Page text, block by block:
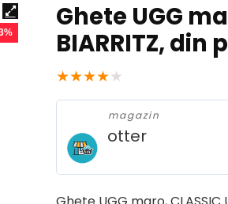
Ghete UGG
BIARRITZ, din
★★★★★
magazin
otter